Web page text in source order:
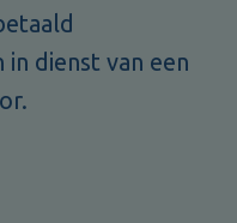
dienst van een